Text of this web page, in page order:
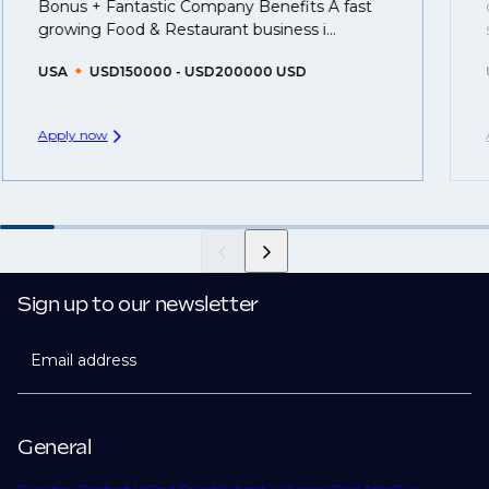
created.
Bonus + Fantastic Company Benefits A fast
growing Food & Restaurant business i...
USA USD150000 - USD200000 USD
Apply now
General
Sign up to our newsletter
Email address